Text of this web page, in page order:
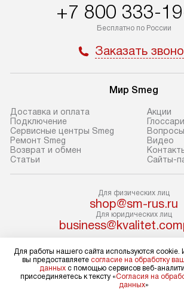
доставляем заказ до офиса
транспортной компании в Москве.
доставки у менеджера при
В день, согласованный с вами,
упакованный товар до подъезда.
Если вам необходимо доставить
покупку до двери вашей квартиры
или места установки, пожалуйста,
с менеджером. За эту услугу будет
взиматься дополнительная плата.
Обратите внимание на размеры
холодильника не позволяют
пронести его через дверной проем,
сотрудники транспортной службы
+7 800 333-
Бесплатно по России
Заказать
Мир Smeg
Доставка и оплата
Подключение
Сервисные центры Smeg
Ремонт Smeg
Возврат и обмен
Статьи
Акции
Видео
Сайты-
Для физических лиц
shop@sm-rus.ru
Для юридических лиц
НАПИСАТЬ
Политика
Для работы нашего сайта используются cookie.
вы предоставляете согласие на обработку
данных с помощью сервисов веб-
присоединяетесь к тексту «Согласия на
данных»